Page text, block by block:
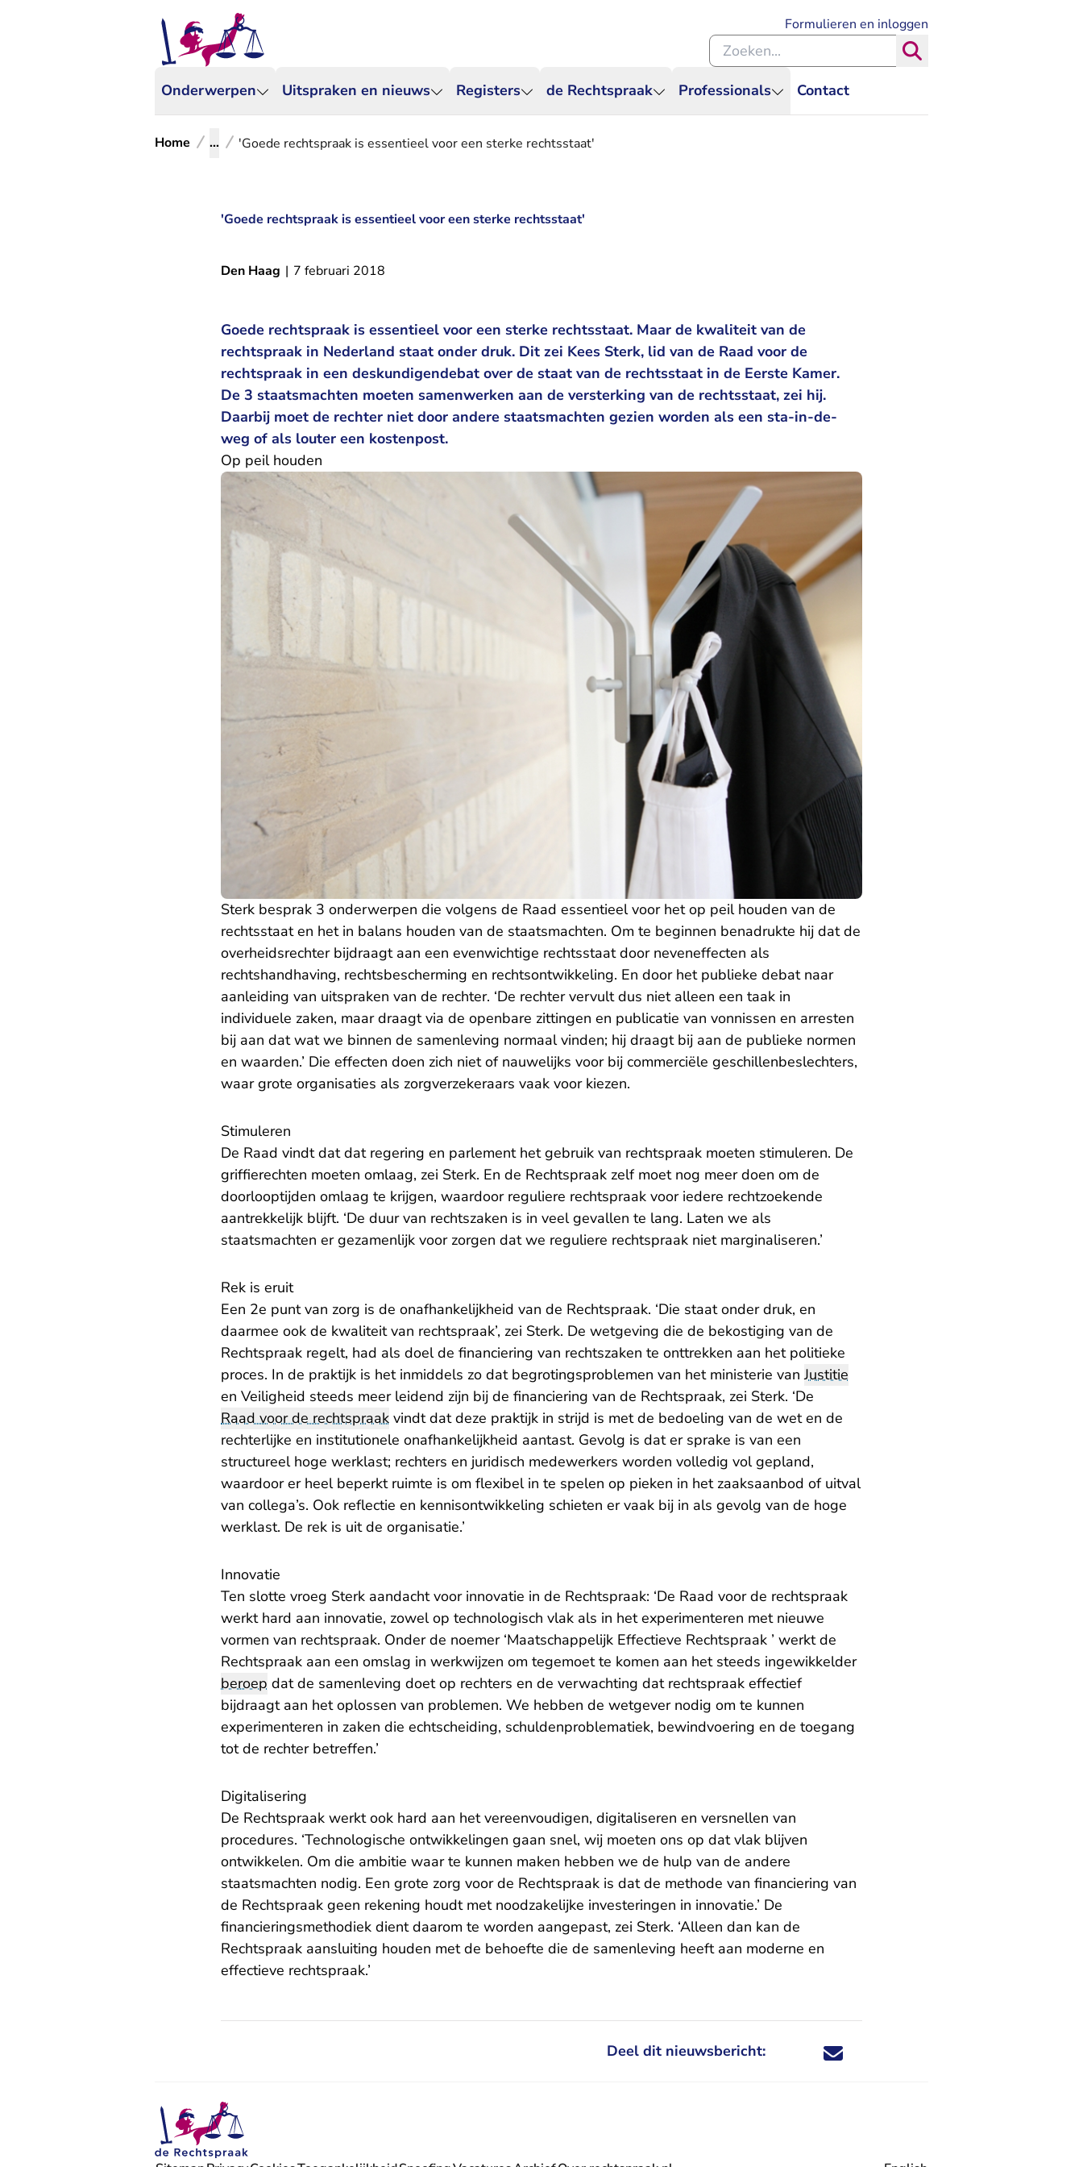
Onderwerpen Uitspraken en nieuws Registers de Rechtspraak Professionals Contact
Formulieren en inloggen
Zoeken binnen de Rechtspraak
Home ... 'Goede rechtspraak is essentieel voor een sterke rechtsstaat'
'Goede rechtspraak is essentieel voor een sterke rechtsstaat'
Den Haag | 7 februari 2018
Goede rechtspraak is essentieel voor een sterke rechtsstaat. Maar de kwaliteit van de
rechtspraak in Nederland staat onder druk. Dit zei Kees Sterk, lid van de Raad voor de
rechtspraak in een deskundigendebat over de staat van de rechtsstaat in de Eerste Kamer.
De 3 staatsmachten moeten samenwerken aan de versterking van de rechtsstaat, zei hij.
Daarbij moet de rechter niet door andere staatsmachten gezien worden als een sta-in-de-
weg of als louter een kostenpost.
Op peil houden
Sterk besprak 3 onderwerpen die volgens de Raad essentieel voor het op peil houden van de
rechtsstaat en het in balans houden van de staatsmachten. Om te beginnen benadrukte hij dat de
overheidsrechter bijdraagt aan een evenwichtige rechtsstaat door neveneffecten als
rechtshandhaving, rechtsbescherming en rechtsontwikkeling. En door het publieke debat naar
aanleiding van uitspraken van de rechter. ‘De rechter vervult dus niet alleen een taak in
individuele zaken, maar draagt via de openbare zittingen en publicatie van vonnissen en arresten
bij aan dat wat we binnen de samenleving normaal vinden; hij draagt bij aan de publieke normen
en waarden.’ Die effecten doen zich niet of nauwelijks voor bij commerciële geschillenbeslechters,
waar grote organisaties als zorgverzekeraars vaak voor kiezen.
Stimuleren
De Raad vindt dat dat regering en parlement het gebruik van rechtspraak moeten stimuleren. De
griffierechten moeten omlaag, zei Sterk. En de Rechtspraak zelf moet nog meer doen om de
doorlooptijden omlaag te krijgen, waardoor reguliere rechtspraak voor iedere rechtzoekende
aantrekkelijk blijft. ‘De duur van rechtszaken is in veel gevallen te lang. Laten we als
staatsmachten er gezamenlijk voor zorgen dat we reguliere rechtspraak niet marginaliseren.’
Rek is eruit
Een 2e punt van zorg is de onafhankelijkheid van de Rechtspraak. ‘Die staat onder druk, en
daarmee ook de kwaliteit van rechtspraak’, zei Sterk. De wetgeving die de bekostiging van de
Rechtspraak regelt, had als doel de financiering van rechtszaken te onttrekken aan het politieke
proces. In de praktijk is het inmiddels zo dat begrotingsproblemen van het ministerie vanJustitie
en Veiligheid steeds meer leidend zijn bij de financiering van de Rechtspraak, zei Sterk. ‘De
Raad voor de rechtspraak vindt dat deze praktijk in strijd is met de bedoeling van de wet en de
rechterlijke en institutionele onafhankelijkheid aantast. Gevolg is dat er sprake is van een
structureel hoge werklast; rechters en juridisch medewerkers worden volledig vol gepland,
waardoor er heel beperkt ruimte is om flexibel in te spelen op pieken in het zaaksaanbod of uitval
van collega’s. Ook reflectie en kennisontwikkeling schieten er vaak bij in als gevolg van de hoge
werklast. De rek is uit de organisatie.’
Innovatie
Ten slotte vroeg Sterk aandacht voor innovatie in de Rechtspraak: ‘De Raad voor de rechtspraak
werkt hard aan innovatie, zowel op technologisch vlak als in het experimenteren met nieuwe
vormen van rechtspraak. Onder de noemer ‘Maatschappelijk Effectieve Rechtspraak ’ werkt de
Rechtspraak aan een omslag in werkwijzen om tegemoet te komen aan het steeds ingewikkelder
beroep dat de samenleving doet op rechters en de verwachting dat rechtspraak effectief
bijdraagt aan het oplossen van problemen. We hebben de wetgever nodig om te kunnen
experimenteren in zaken die echtscheiding, schuldenproblematiek, bewindvoering en de toegang
tot de rechter betreffen.’
Digitalisering
De Rechtspraak werkt ook hard aan het vereenvoudigen, digitaliseren en versnellen van
procedures. ‘Technologische ontwikkelingen gaan snel, wij moeten ons op dat vlak blijven
ontwikkelen. Om die ambitie waar te kunnen maken hebben we de hulp van de andere
staatsmachten nodig. Een grote zorg voor de Rechtspraak is dat de methode van financiering van
de Rechtspraak geen rekening houdt met noodzakelijke investeringen in innovatie.’ De
financieringsmethodiek dient daarom te worden aangepast, zei Sterk. ‘Alleen dan kan de
Rechtspraak aansluiting houden met de behoefte die de samenleving heeft aan moderne en
effectieve rechtspraak.’
Deel dit nieuwsbericht: Deel dit nieuwsbericht via X - U verlaat
Deel dit nieuwsbericht via Facebook - U
Deel dit nieuwsbericht via e-mail
Deel dit nieuwsbericht via LinkedIn - U